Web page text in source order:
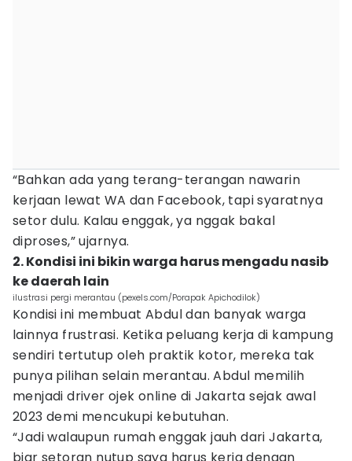
“Bahkan ada yang terang-terangan nawarin
kerjaan lewat WA dan Facebook, tapi syaratnya
setor dulu. Kalau enggak, ya nggak bakal
diproses,” ujarnya.
2. Kondisi ini bikin warga harus mengadu nasib
ke daerah lain
ilustrasi pergi merantau (pexels.com/Porapak Apichodilok)
Kondisi ini membuat Abdul dan banyak warga
lainnya frustrasi. Ketika peluang kerja di kampung
sendiri tertutup oleh praktik kotor, mereka tak
punya pilihan selain merantau. Abdul memilih
menjadi driver ojek online di Jakarta sejak awal
2023 demi mencukupi kebutuhan.
“Jadi walaupun rumah enggak jauh dari Jakarta,